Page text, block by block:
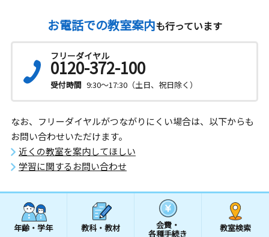
お電話での教室案内も行っています
フリーダイヤル
0120-372-100
受付時間 9:30～17:30（土日、祝日除く）
なお、フリーダイヤルがつながりにくい場合は、以下からも
お問い合わせいただけます。
近くの教室を案内してほしい
学習に関するお問い合わせ
年齢・学年 教科・教材 会費・
各種手続き
教室検索